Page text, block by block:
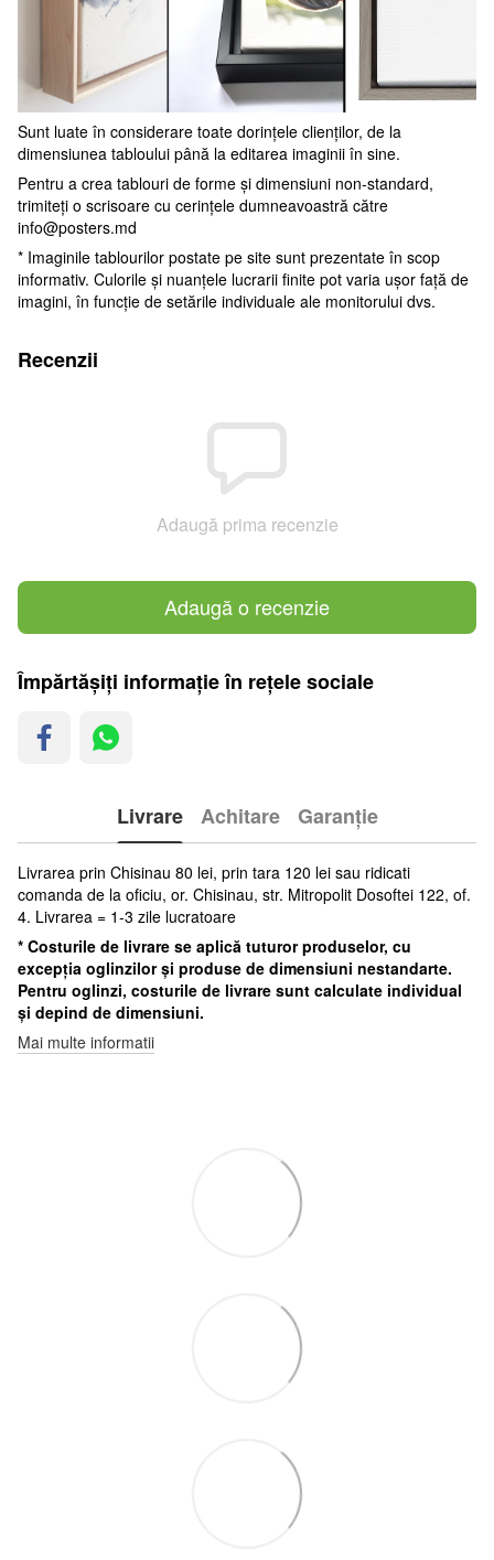
Sunt luate în considerare toate dorințele clienților, de la
dimensiunea tabloului până la editarea imaginii în sine.
Pentru a crea tablouri de forme și dimensiuni non-standard,
trimiteți o scrisoare cu cerințele dumneavoastră către
info@posters.md
* Imaginile tablourilor postate pe site sunt prezentate în scop
informativ. Culorile și nuanțele lucrarii finite pot varia ușor față de
imagini, în funcție de setările individuale ale monitorului dvs.
Recenzii
Adaugă prima recenzie
Adaugă o recenzie
Împărtășiți informație în rețele sociale
Livrare Achitare Garanție
Livrarea prin Chisinau 80 lei, prin tara 120 lei sau ridicati
comanda de la oficiu, or. Chisinau, str. Mitropolit Dosoftei 122, of.
4. Livrarea = 1-3 zile lucratoare
* Costurile de livrare se aplică tuturor produselor, cu
excepția oglinzilor și produse de dimensiuni nestandarte.
Pentru oglinzi, costurile de livrare sunt calculate individual
și depind de dimensiuni.
Mai multe informatii